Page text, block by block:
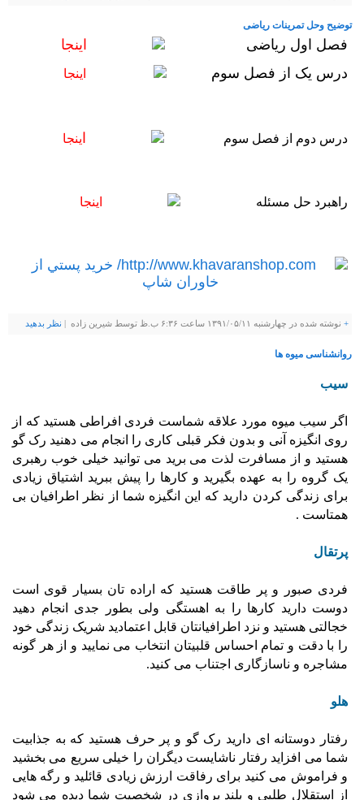
توضیح وحل تمرینات ریاضی
فصل اول ریاضی
اینجا
درس یک از فصل سوم
اینجا
درس دوم از فصل سوم ینجا
راهبرد حل مسئله اینجا
+ نوشته شده در چهارشنبه ۱۳۹۱/۰۵/۱۱ ساعت ۶:۳۶ ب.ظ توسط شيرين زاده | نظر بدهيد
روانشناسی میوه ها
سیب
اگر سیب میوه مورد علاقه شماست فردی افراطی هستید که از
روی انگیزه آنی و بدون فکر قبلی کاری را انجام می دهنید رک گو
هستید و از مسافرت لذت می برید می توانید خیلی خوب رهبری
یک گروه را به عهده بگیرید و کارها را پیش ببرید اشتیاق زیادی
برای زندگی کردن دارید که این انگیزه شما از نظر اطرافیان بی
همتاست .
پرتقال
فردی صبور و پر طاقت هستید که اراده تان بسیار قوی است
دوست دارید کارها را به اهستگی ولی بطور جدی انجام دهید
خجالتی هستید و نزد اطرافیانتان قابل اعتمادید شریک زندگی خود
را با دقت و تمام احساس قلبیتان انتخاب می نمایید و از هر گونه
مشاجره و ناسازگاری اجتناب می کنید.
هلو
رفتار دوستانه ای دارید رک گو و پر حرف هستید که به جذابیت
شما می افزاید رفتار ناشایست دیگران را خیلی سریع می بخشید
و فراموش می کنید برای رفاقت ارزش زیادی قائلید و رگه هایی
از استقلال طلبی و بلند پروازی در شخصیت شما دیده می شود